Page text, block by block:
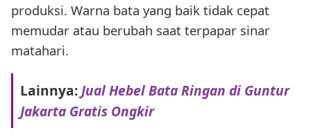
produksi. Warna bata yang baik tidak cepat
memudar atau berubah saat terpapar sinar
matahari.
Lainnya:Jual Hebel Bata Ringan di Guntur
Jakarta Gratis Ongkir